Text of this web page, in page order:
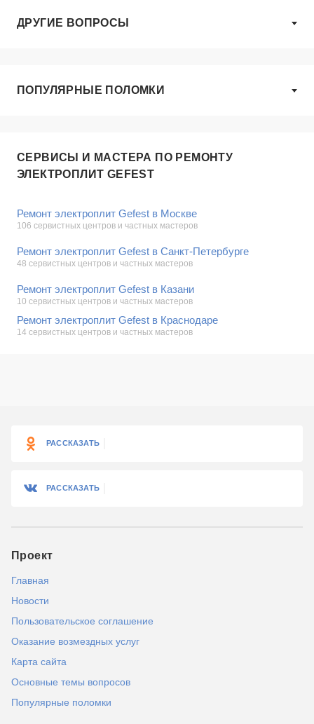
ДРУГИЕ ВОПРОСЫ
ПОПУЛЯРНЫЕ ПОЛОМКИ
СЕРВИСЫ И МАСТЕРА ПО РЕМОНТУ
ЭЛЕКТРОПЛИТ GEFEST
Ремонт электроплит Gefest в Москве
106 сервистных центров и частных мастеров
Ремонт электроплит Gefest в Санкт-Петербурге
48 сервистных центров и частных мастеров
Ремонт электроплит Gefest в Казани
10 сервистных центров и частных мастеров
Ремонт электроплит Gefest в Краснодаре
14 сервистных центров и частных мастеров
РАССКАЗАТЬ
РАССКАЗАТЬ
Проект
Главная
Новости
Пользовательское соглашение
Оказание возмездных услуг
Карта сайта
Основные темы вопросов
Популярные поломки